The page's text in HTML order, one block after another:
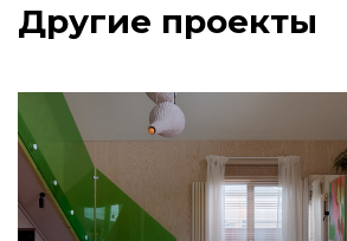
Другие проекты